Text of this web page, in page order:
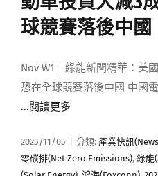
球競賽落後中國
Nov W1｜綠能新聞精華：美
恐在全球競賽落後中國 中國
...閱讀更多
2025/11/05 分類: 產業快訊
零碳排(Net Zero Emissions), 綠能